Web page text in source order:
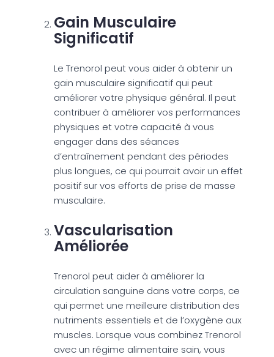
Gain Musculaire
Significatif
Le Trenorol peut vous aider à obtenir un
gain musculaire significatif qui peut
améliorer votre physique général. Il peut
contribuer à améliorer vos performances
physiques et votre capacité à vous
engager dans des séances
d’entraînement pendant des périodes
plus longues, ce qui pourrait avoir un effet
positif sur vos efforts de prise de masse
musculaire.
Vascularisation
Améliorée
Trenorol peut aider à améliorer la
circulation sanguine dans votre corps, ce
qui permet une meilleure distribution des
nutriments essentiels et de l’oxygène aux
muscles. Lorsque vous combinez Trenorol
avec un régime alimentaire sain, vous